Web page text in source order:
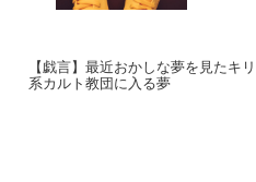
【戯言】最近おかしな夢を見たキ
系カルト教団に入る夢